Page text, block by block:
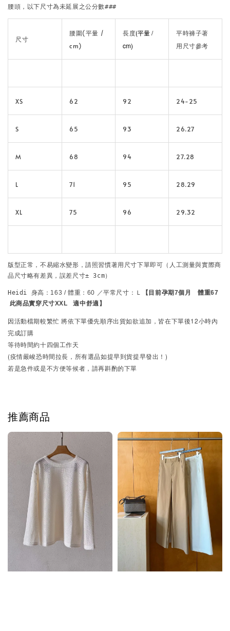
腰頭，以下尺寸為未延展之公分數###
尺寸
腰圍(平量 /
cm)
長度(平量 /
cm)
平時褲子著
用尺寸參考
XS 62 92 24-25
S 65 93 26.27
M 68 94 27.28
L 71 95 28.29
XL 75 96 29.32
版型正常，不易縮水變形，請照習慣著用尺寸下單即可 （人工測量與實際商
品尺寸略有差異，誤差尺寸± 3cm）
Heidi 身高：163 / 體重：60 ／平常尺寸：Ｌ
【目前孕期7個月　體重67
此商品實穿尺寸XXL 適中舒適 】
因活動檔期較繁忙將依下單優先順序出貨如欲追加，皆在下單後12小時內
完成訂購
等待時間約十四個工作天
(疫情嚴峻恐時間拉長，所有選品如提早到貨提早發出！)
若是急件或是不方便等候者，請再斟酌的下單
推薦商品